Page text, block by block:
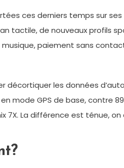
ces derniers temps sur
tactile, de nouveaux profils
paiement sans
décortiquer les données
mode GPS de base, contre
7X. La différence est ténue,